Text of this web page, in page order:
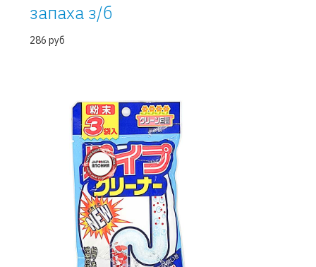
запаха з/б
286 руб